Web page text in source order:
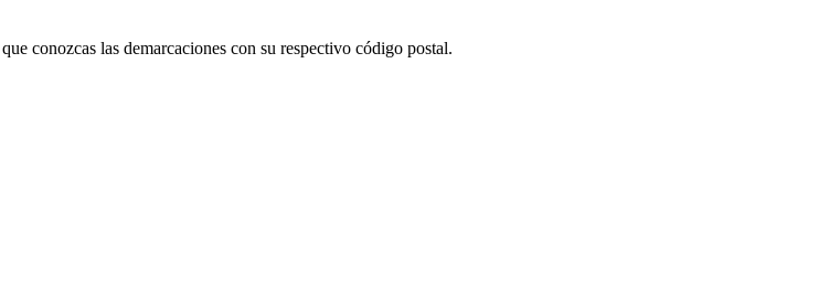
conozcas las demarcaciones con su respectivo código postal.